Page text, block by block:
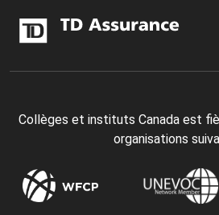
Collèges et instituts Canada est
organisations